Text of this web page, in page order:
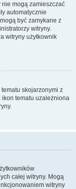
nie mogą zamieszczać
automatycznie
być zamykane z
witryny.
witryny użytkownik
skojarzonymi z
ikon tematu uzależniona
całej witryny. Mogą
witryny